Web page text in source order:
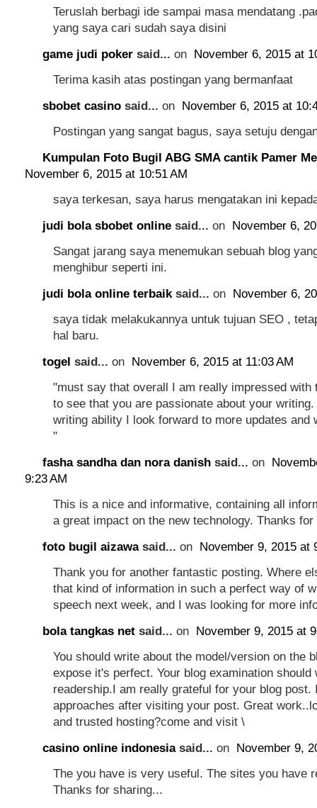
Teruslah berbagi ide sampai masa mendatang
yang saya cari sudah saya disini
game judi poker said... on November 6, 2015 at
Terima kasih atas postingan yang bermanfaat
sbobet casino said... on November 6, 2015 at
Postingan yang sangat bagus, saya setuju
Kumpulan Foto Bugil ABG SMA cantik Pamer
November 6, 2015 at 10:51 AM
saya terkesan, saya harus mengatakan ini
judi bola sbobet online said... on November 6,
Sangat jarang saya menemukan sebuah blog
menghibur seperti ini.
judi bola online terbaik said... on November 6,
saya tidak melakukannya untuk tujuan SEO ,
hal baru.
togel said... on November 6, 2015 at 11:03 AM
"must say that overall I am really impressed with
to see that you are passionate about your
writing ability I look forward to more updates and
"
fasha sandha dan nora danish said... on
9:23 AM
This is a nice and informative, containing all
a great impact on the new technology. Thanks
foto bugil aizawasaid... on November 9, 2015 at
Thank you for another fantastic posting. Where
that kind of information in such a perfect way of
speech next week, and I was looking for more
bola tangkas net said... on November 9, 2015 at
You should write about the model/version on the
expose it's perfect. Your blog examination should
readership.I am really grateful for your blog post.
approaches after visiting your post. Great
and trusted hosting?come and visit \
casino online indonesiasaid... on November 9,
The you have is very useful. The sites you have
Thanks for sharing...